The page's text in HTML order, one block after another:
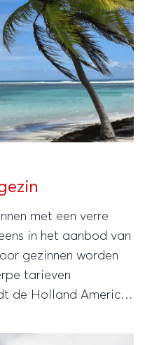
met een verre
in het aanbod van
gezinnen worden
tarieven
de Holland America